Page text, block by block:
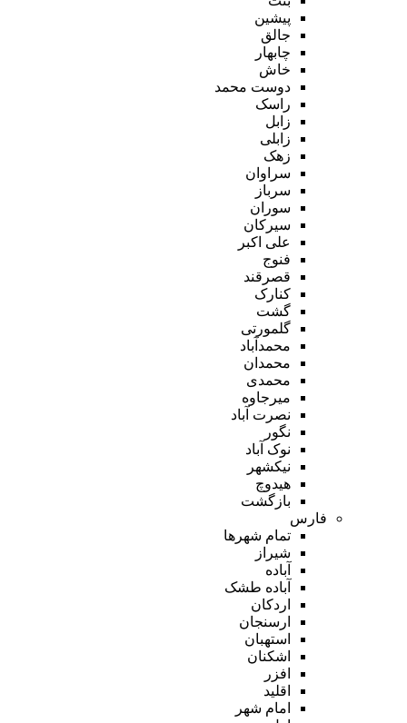
پیشین
جالق
چابهار
خاش
دوست محمد
راسک
زابل
زابلی
زهک
سراوان
سرباز
سوران
سیرکان
علی اکبر
فنوج
قصرقند
کنارک
گشت
گلمورتی
محمدآباد
محمدان
محمدی
میرجاوه
نصرت آباد
نگور
نوک آباد
نیکشهر
هیدوچ
بازگشت
فارس
تمام شهر‌ها
شیراز
آباده
آباده طشک
اردکان
ارسنجان
استهبان
اشکنان
افزر
اقلید
امام شهر